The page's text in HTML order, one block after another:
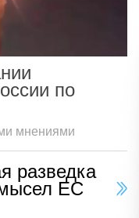
по
мнениями
разведка
ЕС